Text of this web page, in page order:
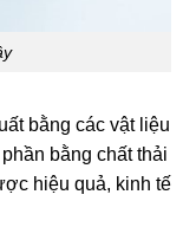
bằng các vật liệu
bằng chất thải
hiệu quả, kinh tế